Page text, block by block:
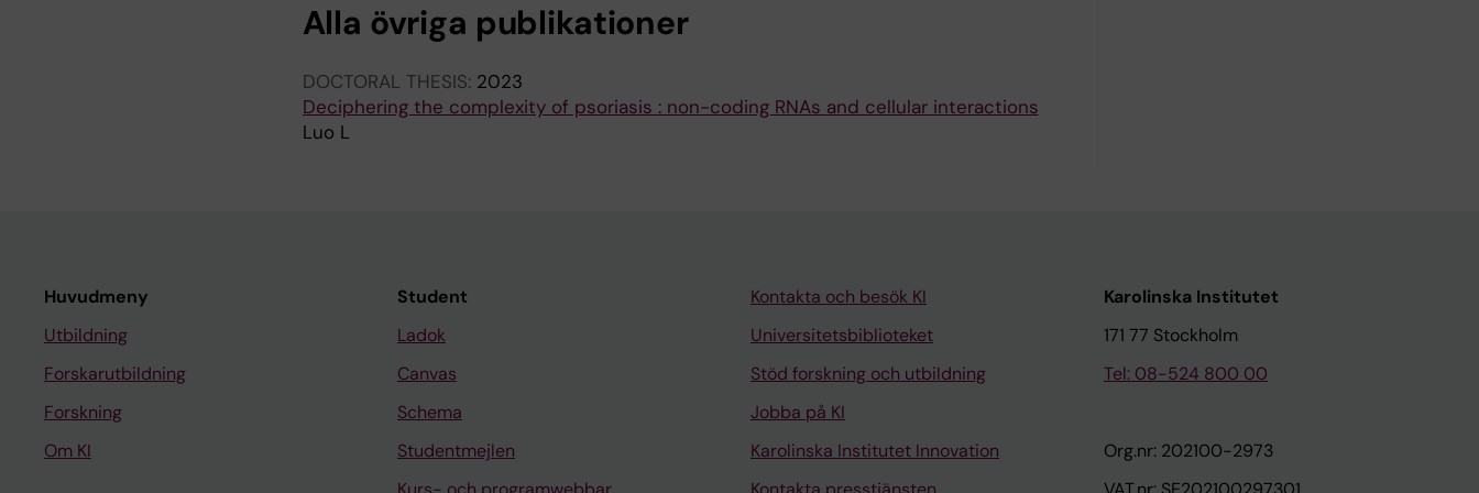
Alla övriga publikationer
DOCTORAL THESIS: 2023
Deciphering the complexity of psoriasis : non-coding RNAs and cellular interactions
Luo L
Huvudmeny
Utbildning
Forskarutbildning
Forskning
Om KI
Student
Ladok
Canvas
Schema
Studentmejlen
Kontakta och besök KI
Universitetsbiblioteket
Stöd forskning och utbildning
Jobba på KI
Karolinska Institutet Innovation
Karolinska Institutet
171 77 Stockholm
Tel: 08-524 800 00
Org.nr: 202100-2973